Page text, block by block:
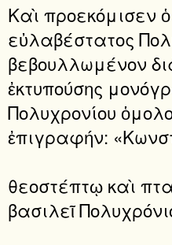
Καὶ προεκόμισεν
εὐλαβέστατος
βεβουλλωμένον
ἐκτυπούσης
Πολυχρονίου
ἐπιγραφήν:
θεοστέπτῳ καὶ
βασιλεῖ